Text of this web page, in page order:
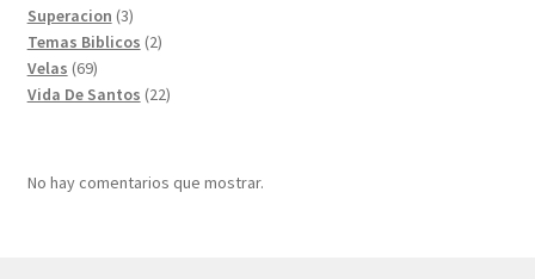
Superacion 33
productos
Temas Biblicos 22
Velas 6969
productos
Vida De Santos 2222
No hay comentarios que mostrar.